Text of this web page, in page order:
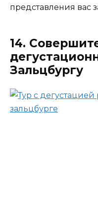
представления вас
14.
Зальцбургу